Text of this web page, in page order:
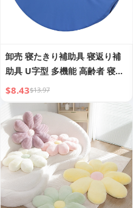
卸売 寝たきり補助具 寝返り補
助具 U字型 多機能 高齢者 寝返
り補助具
$8.43$13.97